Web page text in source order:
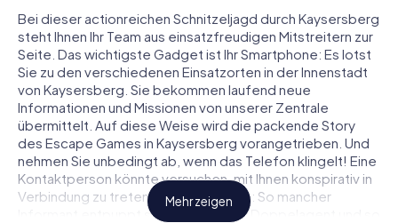
Bei dieser actionreichen Schnitzeljagd durch Kaysersberg
steht Ihnen Ihr Team aus einsatzfreudigen Mitstreitern zur
Seite. Das wichtigste Gadget ist Ihr Smartphone: Es lotst
Sie zu den verschiedenen Einsatzorten in der Innenstadt
von Kaysersberg. Sie bekommen laufend neue
Informationen und Missionen von unserer Zentrale
übermittelt. Auf diese Weise wird die packende Story
des Escape Games in Kaysersberg vorangetrieben. Und
nehmen Sie unbedingt ab, wenn das Telefon klingelt! Eine
Kontaktperson könnte versuchen, mit Ihnen konspirativ in
Verbindung zu treten … Doch Vorsicht: So mancher
Informant entpuppt sich als dubioser Doppelagent und so
Mehr zeigen